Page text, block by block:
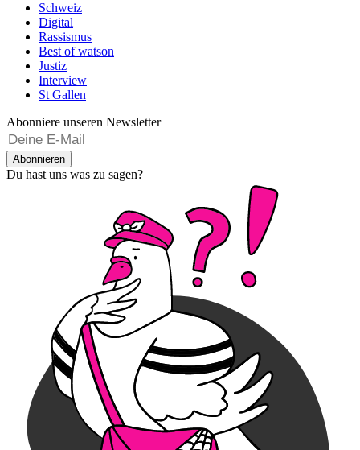
Schweiz
Digital
Rassismus
Best of watson
Justiz
Interview
St Gallen
Abonniere unseren Newsletter
Abonnieren
Du hast uns was zu sagen?